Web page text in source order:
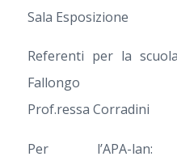
Sala Esposizione
Referenti per la
Fallongo
Prof.ressa Corradini
Per l’APA-